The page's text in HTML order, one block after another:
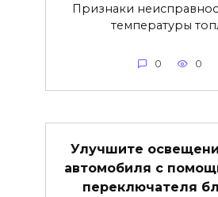
Признаки
температуры
0 0
Улучшите
автомобиля с
переключателя